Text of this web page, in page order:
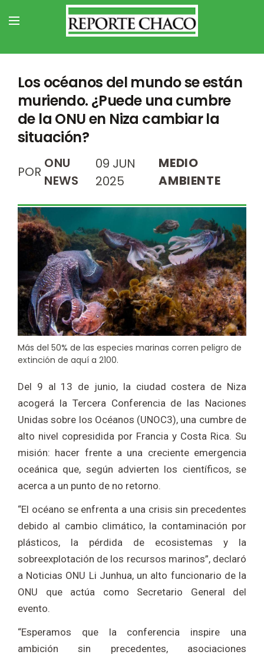
Los océanos del mundo se están
muriendo. ¿Puede una cumbre
de la ONU en Niza cambiar la
situación?
POR
ONU
NEWS
09 JUN
2025
MEDIO
AMBIENTE
Más del 50% de las especies marinas corren peligro de
extinción de aquí a 2100.
Del 9 al 13 de junio, la ciudad costera de Niza
acogerá la Tercera Conferencia de las Naciones
Unidas sobre los Océanos (UNOC3), una cumbre de
alto nivel copresidida por Francia y Costa Rica. Su
misión: hacer frente a una creciente emergencia
oceánica que, según advierten los científicos, se
acerca a un punto de no retorno.
“El océano se enfrenta a una crisis sin precedentes
debido al cambio climático, la contaminación por
plásticos, la pérdida de ecosistemas y la
sobreexplotación de los recursos marinos”, declaró
a Noticias ONU Li Junhua, un alto funcionario de la
ONU que actúa como Secretario General del
evento.
“Esperamos que la conferencia inspire una
ambición sin precedentes, asociaciones